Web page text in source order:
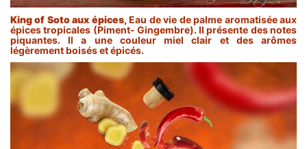
King of Soto aux épices,Eau de vie de palme aromatisée aux
épices tropicales (Piment- Gingembre). Il présente des notes
piquantes. Il a une couleur miel clair et des arômes
légèrement boisés et épicés.